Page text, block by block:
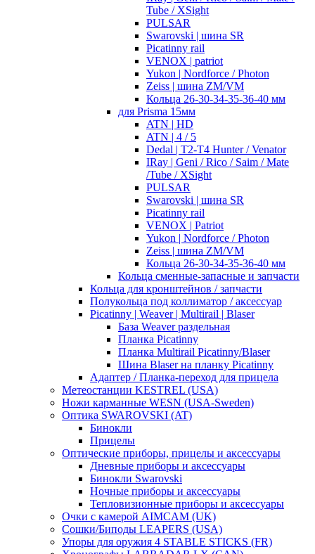
Tube / XSight
PULSAR
Swarovski | шина SR
Picatinny rail
VENOX | patriot
Yukon | Nordforce / Photon
Zeiss | шина ZM/VM
Кольца 26-30-34-35-36-40 мм
для Prisma 15мм
ATN | HD
ATN | 4 / 5
Dedal | T2-T4 Hunter / Venator
IRay | Geni / Rico / Saim / Mate
/Tube / XSight
PULSAR
Swarovski | шина SR
Picatinny rail
VENOX | Patriot
Yukon | Nordforce / Photon
Zeiss | шина ZM/VM
Кольца 26-30-34-35-36-40 мм
Кольца сменные-запасные и запчасти
Кольца для кронштейнов / запчасти
Полукольца под коллиматор / аксессуар
Picatinny | Weaver | Multirail | Blaser
База Weaver раздельная
Планка Picatinny
Планка Multirail Picatinny/Blaser
Шина Blaser на планку Picatinny
Адаптер / Планка-переход для прицела
Метеостанции KESTREL (USA)
Ножи карманные WESN (USA-Sweden)
Оптика SWAROVSKI (AT)
Бинокли
Прицелы
Оптические приборы, прицелы и аксессуары
Дневные приборы и аксессуары
Бинокли Swarovski
Ночные приборы и аксессуары
Тепловизионные приборы и аксессуары
Очки с камерой AIMCAM (UK)
Сошки/Биподы LEAPERS (USA)
Упоры для оружия 4 STABLE STICKS (FR)